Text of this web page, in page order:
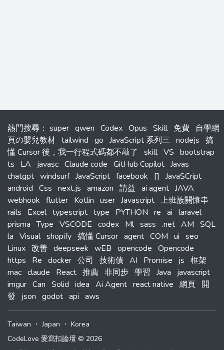
熱門搜尋 ： super qwen Codex Opus Skill 免費
自學網
頁の嬰兒教材 tailwind go JavaScript 系列三 nodejs 搞
懂 Cursor 後，我一行程式碼都不敲了
skill VS bootstrap
ts
LA javasc Claude code GitHub Copilot Javas
chatgpt windsurf JavaScript facebook []
JavaSCript
android Css next.js amazon 請益 ai agent JAVA
webhook flutter Kotlin user Javascript 上班族關懷串
rails
Excel typescript type PYTHON re ai laravel
prisma Type VSCODE codex Ml sass .net AM SQL
la Visual shopify 搞懂 Cursor agent COM ui seo
Linux 改善 deepseek wEB opencode Opencode
https
Re docker 公司 技術債 AI Promise js 框架
mac claude React 推薦 非同步 學習 Java
javascript
imgur Can Solid idea Ai Agent react native 網頁 開
發
json godot api aws
Taiwan ・Japan ・ Korea
CodeLove 愛寫扣論壇 © 2026